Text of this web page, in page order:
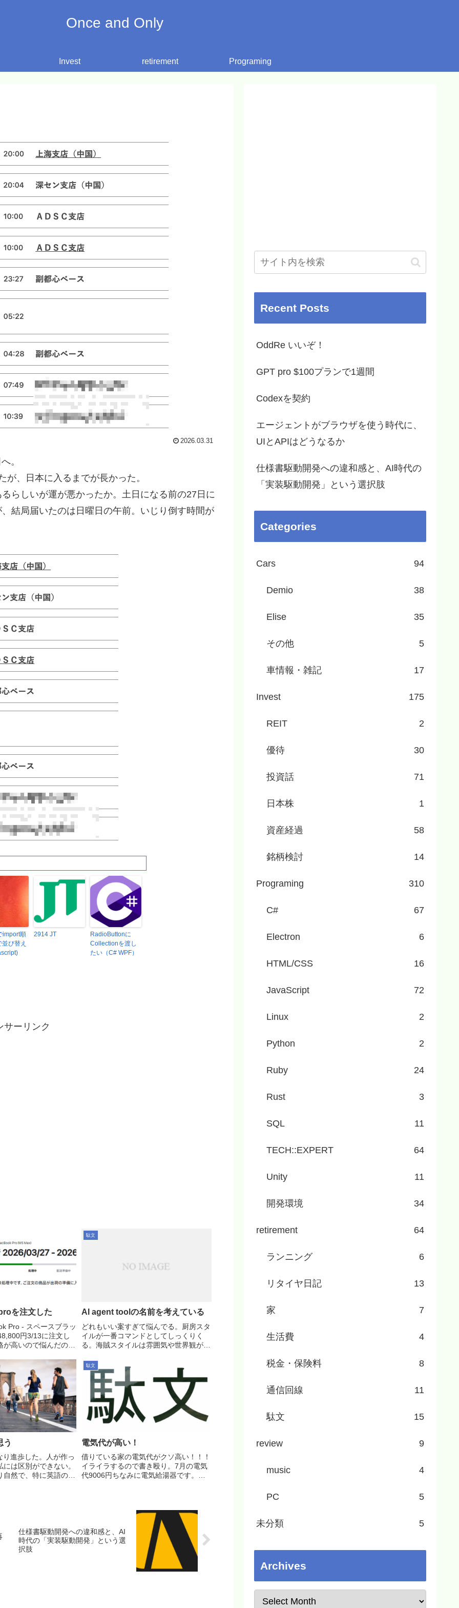
Once and Only
Invest retirement Programing
2026.03.31
。
、日本に入るまでが長かった。
らしいが運が悪かったか。土日になる前の27日に
結局届いたのは日曜日の午前。いじり倒す時間が
import順
び替え
2914 JT
RadioButtonに
Collectionを渡し
たい（C# WPF）
サーリンク
を注文した
Pro - スペースブラッ
円3/13に注文し
高いので悩んだのも
たので発売後に注文
かなりオ...
駄文
AI agent toolの名前を考えている
どれもいい案すぎて悩んでる。厨房スタ
イルが一番コマンドとしてしっくりく
る。海賊スタイルは雰囲気や世界観が好
う。オーシャンズ11もいい。遊び心があ
って。1. 厨房（Brigade de Cuisine）
世...
う
り進歩した。人が作っ
は区別ができない。
然で、特に英語の場
駄文
電気代が高い！
借りている家の電気代がクソ高い！！！
イライラするので書き殴り。7月の電気
代9006円ちなみに電気給湯器です。安
住んでましたから...
仕様書駆動開発への違和感と、AI
時代の「実装駆動開発」という選
択肢
Recent Posts
OddRe いいぞ！
GPT pro $100プランで1週間
Codexを契約
エージェントがブラウザを使う時代に、
UIとAPIはどうなるか
仕様書駆動開発への違和感と、AI時代の
「実装駆動開発」という選択肢
Categories
Cars 94
Demio 38
Elise 35
その他 5
車情報・雑記 17
Invest 175
REIT 2
優待 30
投資話 71
日本株 1
資産経過 58
銘柄検討 14
Programing 310
C# 67
Electron 6
HTML/CSS 16
JavaScript 72
Linux 2
Python 2
Ruby 24
Rust 3
SQL 11
TECH::EXPERT 64
Unity 11
開発環境 34
retirement 64
ランニング 6
リタイヤ日記 13
家 7
生活費 4
税金・保険料 8
通信回線 11
駄文 15
review 9
music 4
PC 5
未分類 5
Archives